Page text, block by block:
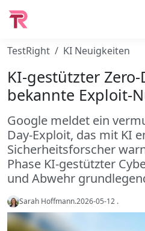
TestRight KI Neuigkeiten
KI-gestützter Zero-
bekannte Exploit-
Google meldet ein
Day-Exploit, das mit KI
Sicherheitsforscher
Phase KI-gestützter
und Abwehr
Sarah Hoffmann.2026-05-12 .